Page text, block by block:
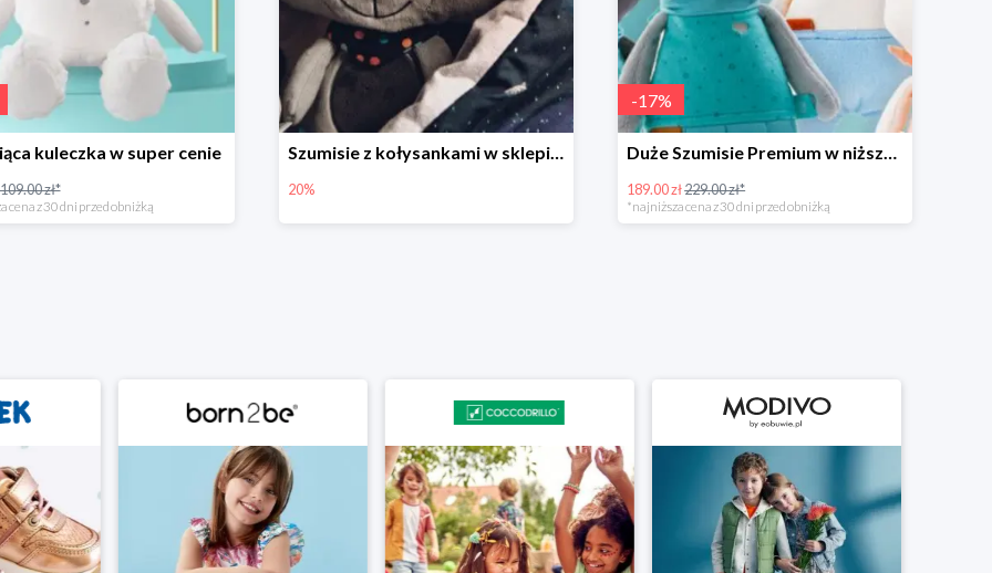
kuleczka w super cenie
109.00 zł*
cena z 30 dni przed obniżką
Szumisie z kołysankami w sklepie Szumisie -20%
20%
-17%
Duże Szumisie Premium w niższej cenie
189.00 zł229.00 zł*
*najniższa cena z 30 dni przed obniżką